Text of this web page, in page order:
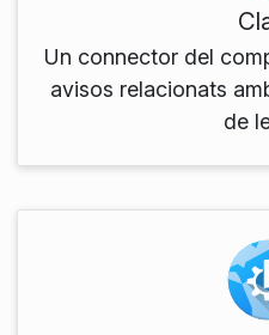
Un connector del
avisos relacionats
de